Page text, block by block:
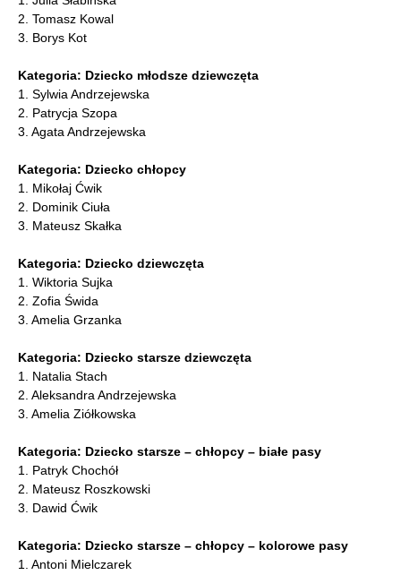
2. Tomasz Kowal
3. Borys Kot
Kategoria: Dziecko młodsze dziewczęta
1. Sylwia Andrzejewska
2. Patrycja Szopa
3. Agata Andrzejewska
Kategoria: Dziecko chłopcy
1. Mikołaj Ćwik
2. Dominik Ciuła
3. Mateusz Skałka
Kategoria: Dziecko dziewczęta
1. Wiktoria Sujka
2. Zofia Świda
3. Amelia Grzanka
Kategoria: Dziecko starsze dziewczęta
1. Natalia Stach
2. Aleksandra Andrzejewska
3. Amelia Ziółkowska
Kategoria: Dziecko starsze – chłopcy – białe pasy
1. Patryk Chochół
2. Mateusz Roszkowski
3. Dawid Ćwik
Kategoria: Dziecko starsze – chłopcy – kolorowe pasy
1. Antoni Mielczarek